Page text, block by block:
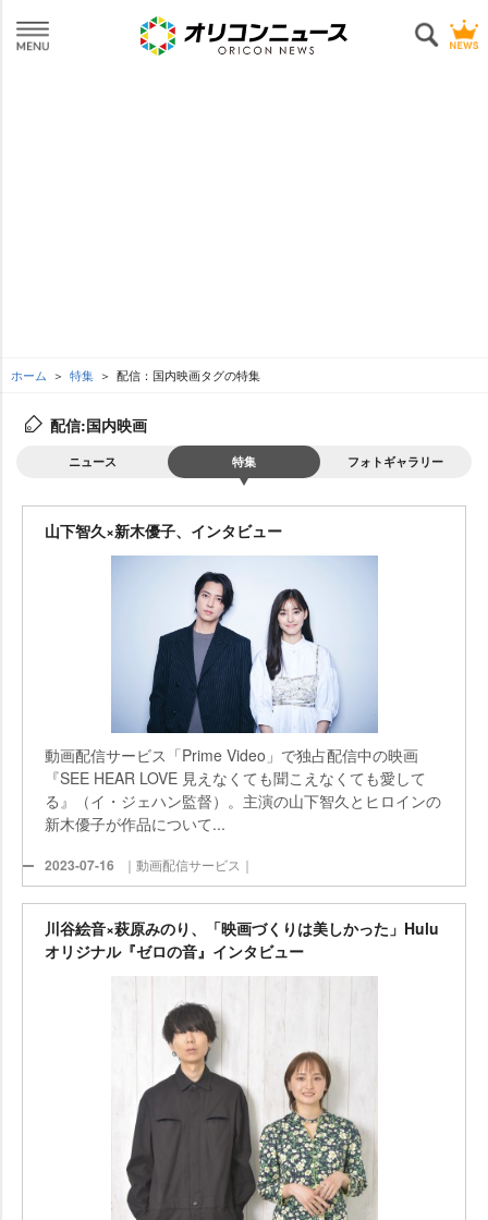
ホーム 特集 配信：国内映画タグの特集
配信:国内映画
ニュース 特集 フォトギャラリー
山下智久×新木優子、インタビュー
動画配信サービス「Prime Video」で独占配信中の映画
『SEE HEAR LOVE 見えなくても聞こえなくても愛して
る』（イ・ジェハン監督）。主演の山下智久とヒロインの
新木優子が作品について...
2023-07-16 ｜動画配信サービス｜
川谷絵音×萩原みのり、「映画づくりは美しかった」Hulu
オリジナル『ゼロの音』インタビュー